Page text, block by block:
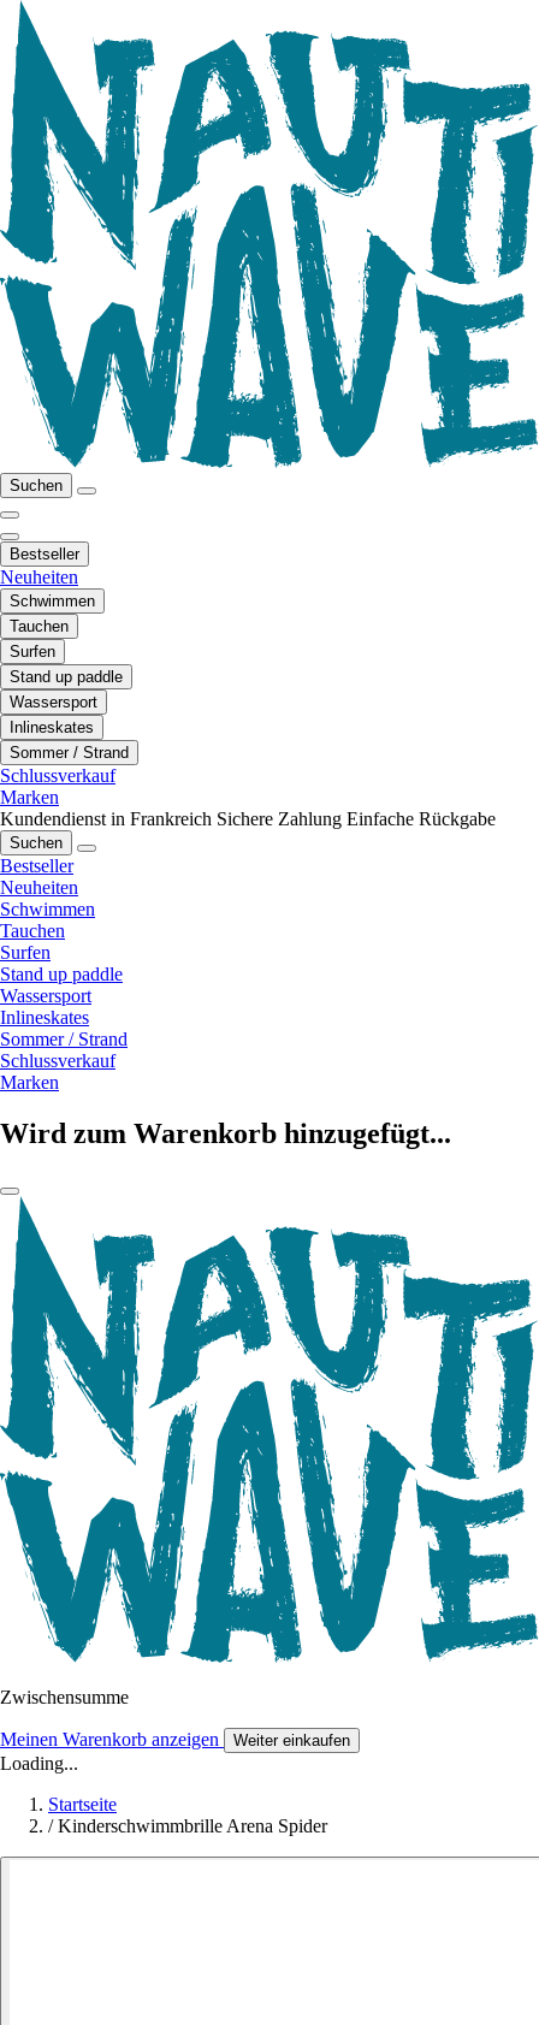
Suchen
Bestseller
Neuheiten
Schwimmen
Tauchen
Surfen
Stand up paddle
Wassersport
Inlineskates
Sommer / Strand
Schlussverkauf
Marken
Kundendienst in Frankreich Sichere Zahlung Einfache Rückgabe
Suchen
Bestseller
Neuheiten
Schwimmen
Tauchen
Surfen
Stand up paddle
Wassersport
Inlineskates
Sommer / Strand
Schlussverkauf
Marken
Wird zum Warenkorb hinzugefügt...
Zwischensumme
Meinen Warenkorb anzeigen Weiter einkaufen
Loading...
Startseite
/ Kinderschwimmbrille Arena Spider